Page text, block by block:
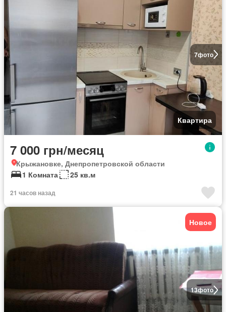
7фото
Квартира
7 000 грн/месяц
Крыжановке, Днепропетровской области
1 Комната
25 кв.м
21 часов назад
13фото
Новое